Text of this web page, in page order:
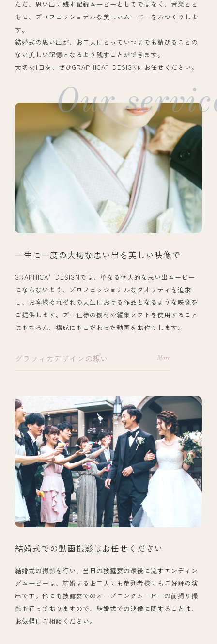
ただ、思い出に残す記録ムービーとしてではなく、音楽とと
もに、プロフェッショナルな美しいムービーをおつくりしま
す。
結婚式の思い出が、お二人にとっていつまでも錆びることの
ない美しい記憶となるよう残すことができます。
大切な1日を、ぜひGRAPHICA゜DESIGNにお任せください。
一生に一度の大切な思い出を美しい映像で
GRAPHICA゜DESIGNでは、単なる個人的な思い出ムービー
にならないよう、プロフェッショナルなクオリティを追求
し、お客様それぞれの人生における作品となるような映像を
ご提供します。プロ仕様の機材や編集ソフトを使用すること
はもちろん、構成にもこだわった動画をお作りします。
グラフィカデザインの想い
結婚式での動画撮影はお任せください
結婚式の撮影を行い、当日の披露宴の最後に流すエンディン
グムービーは、結婚するお二人にも参列者様にもご好評の演
出です。他にも披露宴でのオープニングムービーの前撮り撮
影も行っておりますので、結婚式での映像に関することは、
お気軽にご相談ください。